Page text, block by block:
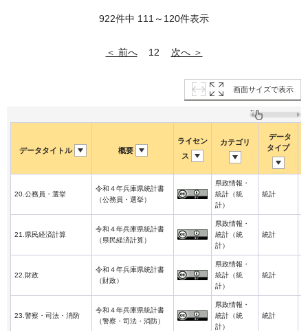
922件中 111～120件表示
＜ 前へ 12 次へ ＞
画面サイズで表示
データタイトル 概要
ライセン
ス
カテゴリ
データ
タイプ
20.公務員・選挙
令和４年兵庫県統計書
（公務員・選挙）
県政情報・
統計（統
計）
統計
21.県民経済計算
令和４年兵庫県統計書
（県民経済計算）
県政情報・
統計（統
計）
統計
22.財政
令和４年兵庫県統計書
（財政）
県政情報・
統計（統
計）
統計
23.警察・司法・消防
令和４年兵庫県統計書
（警察・司法・消防）
県政情報・
統計（統
計）
統計